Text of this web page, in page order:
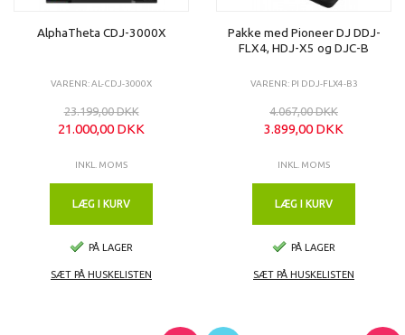
AlphaTheta CDJ-3000X
VARENR: AL-CDJ-3000X
23.199,00 DKK
21.000,00 DKK
INKL. MOMS
LÆG I KURV
PÅ LAGER
SÆT PÅ HUSKELISTEN
Pakke med Pioneer DJ DDJ-
FLX4, HDJ-X5 og DJC-B
VARENR: PI DDJ-FLX4-B3
4.067,00 DKK
3.899,00 DKK
INKL. MOMS
LÆG I KURV
PÅ LAGER
SÆT PÅ HUSKELISTEN